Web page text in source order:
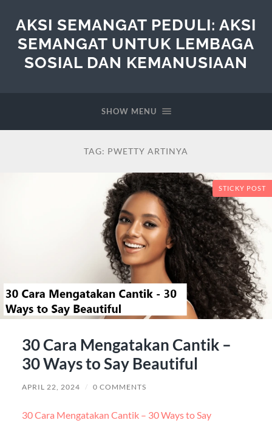
AKSI SEMANGAT PEDULI: AKSI
SEMANGAT UNTUK LEMBAGA
SOSIAL DAN KEMANUSIAAN
SHOW MENU
TAG: PWETTY ARTINYA
STICKY POST
30 Cara Mengatakan Cantik –
30 Ways to Say Beautiful
APRIL 22, 2024 / 0 COMMENTS
30 Cara Mengatakan Cantik – 30 Ways to Say